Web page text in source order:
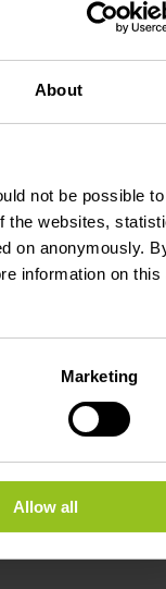
About
not be possible to
the websites,
on anonymously.
information on this
Marketing
Allow all